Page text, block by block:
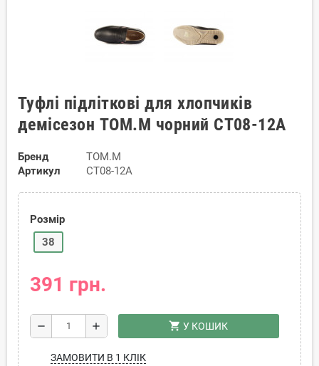
Туфлі підліткові для хлопчиків
демісезон TOM.M чорний CT08-12A
Бренд
TOM.M
Артикул
CT08-12A
Розмір
38
391 грн.
remove add shopping_cart У КОШИК
ЗАМОВИТИ В 1 КЛІК